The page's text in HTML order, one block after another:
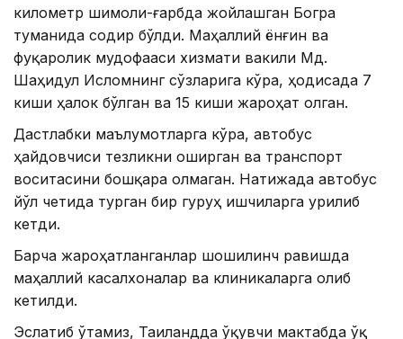
километр шимоли-ғарбда жойлашган Богра
туманида содир бўлди. Маҳаллий ёнғин ва
фуқаролик мудофааси хизмати вакили Мд.
Шаҳидул Исломнинг сўзларига кўра, ҳодисада 7
киши ҳалок бўлган ва 15 киши жароҳат олган.
Дастлабки маълумотларга кўра, автобус
ҳайдовчиси тезликни оширган ва транспорт
воситасини бошқара олмаган. Натижада автобус
йўл четида турган бир гуруҳ ишчиларга урилиб
кетди.
Барча жароҳатланганлар шошилинч равишда
маҳаллий касалхоналар ва клиникаларга олиб
кетилди.
Эслатиб ўтамиз, Таиландда ўқувчи мактабда ўқ